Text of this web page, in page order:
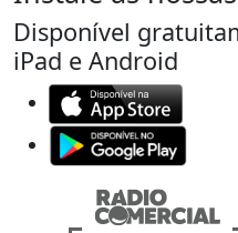
Disponível
iPad e Android